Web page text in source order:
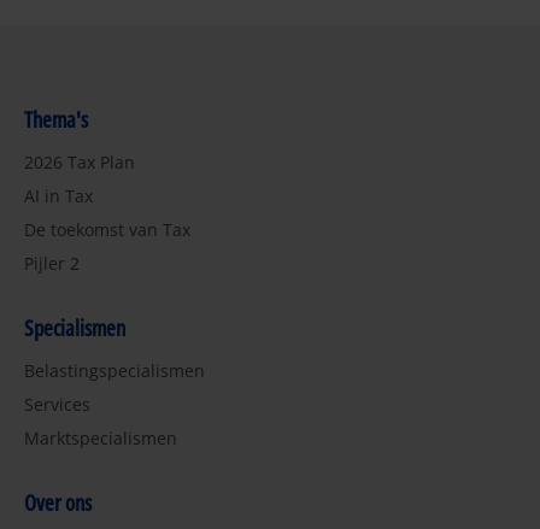
Thema's
2026 Tax Plan
AI in Tax
De toekomst van Tax
Pijler 2
Specialismen
Belastingspecialismen
Services
Marktspecialismen
Over ons